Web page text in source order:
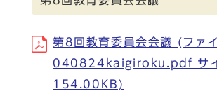
第8回教育委員会会議 (ファイ
040824kaigiroku.pdf サイ
154.00KB)